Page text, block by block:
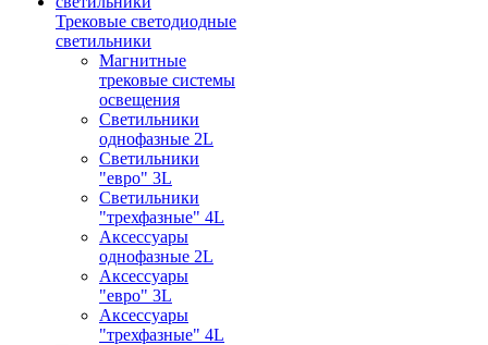
Трековые светодиодные
светильники
Магнитные
трековые системы
освещения
Светильники
однофазные 2L
Светильники
"евро" 3L
Светильники
"трехфазные" 4L
Аксессуары
однофазные 2L
Аксессуары
"евро" 3L
Аксессуары
"трехфазные" 4L